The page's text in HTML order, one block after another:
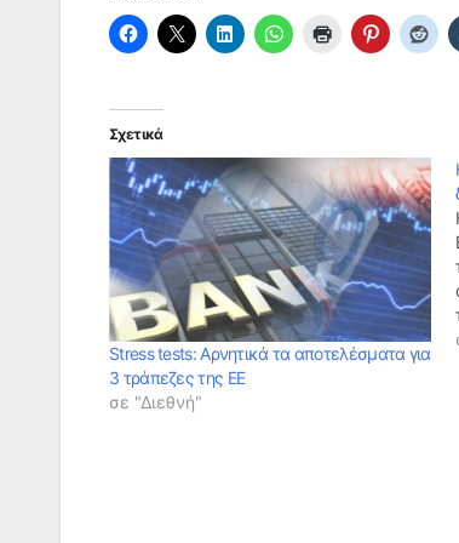
Σχετικά
Stress tests: Αρνητικά τα αποτελέσματα για
3 τράπεζες της ΕΕ
σε "Διεθνή"